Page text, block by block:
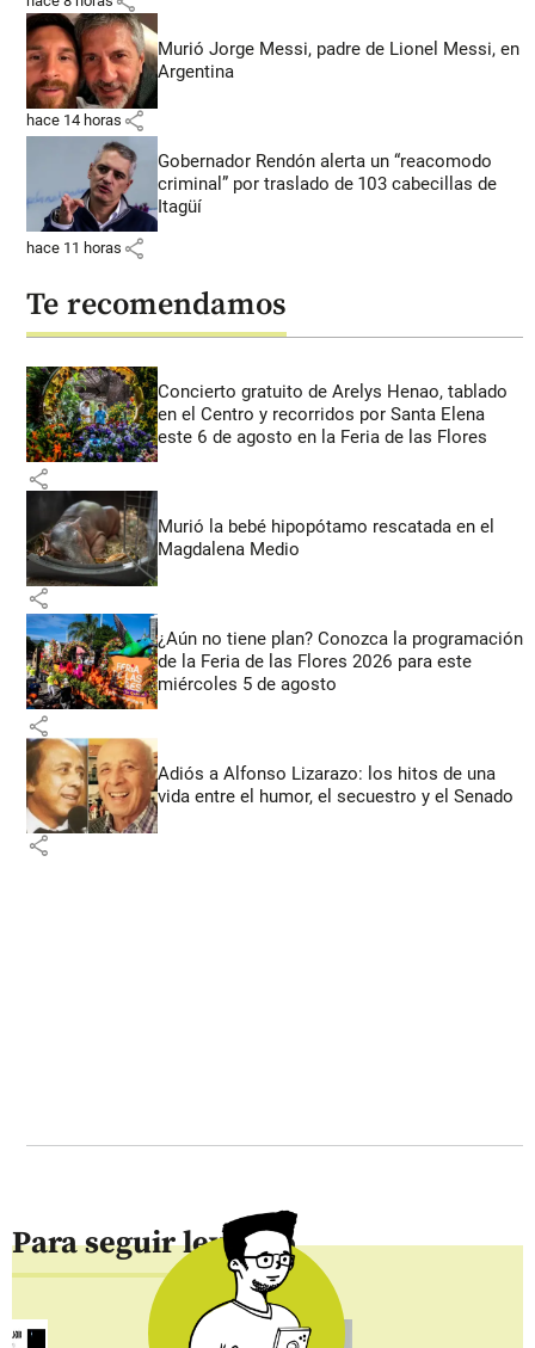
Murió Jorge Messi, padre de Lionel Messi, en
Argentina
hace 14 horas share
Gobernador Rendón alerta un “reacomodo
criminal” por traslado de 103 cabecillas de
Itagüí
hace 11 horas share
Te recomendamos
Concierto gratuito de Arelys Henao, tablado
en el Centro y recorridos por Santa Elena
este 6 de agosto en la Feria de las Flores
share
Murió la bebé hipopótamo rescatada en el
Magdalena Medio
share
¿Aún no tiene plan? Conozca la programación
de la Feria de las Flores 2026 para este
miércoles 5 de agosto
share
Adiós a Alfonso Lizarazo: los hitos de una
vida entre el humor, el secuestro y el Senado
share
Para seguir leyendo